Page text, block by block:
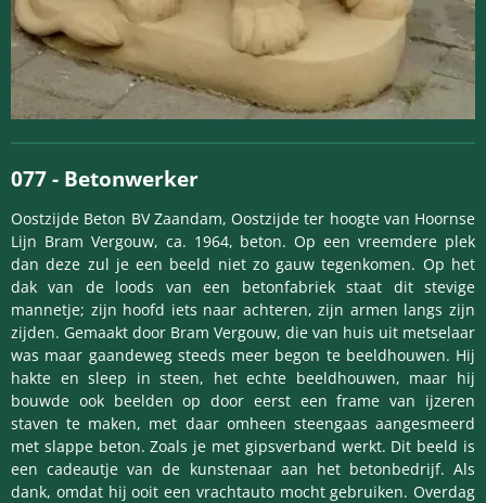
077 - Betonwerker
Oostzijde Beton BV Zaandam, Oostzijde ter hoogte van Hoornse
Lijn Bram Vergouw, ca. 1964, beton. Op een vreemdere plek
dan deze zul je een beeld niet zo gauw tegenkomen. Op het
dak van de loods van een betonfabriek staat dit stevige
mannetje; zijn hoofd iets naar achteren, zijn armen langs zijn
zijden. Gemaakt door Bram Vergouw, die van huis uit metselaar
was maar gaandeweg steeds meer begon te beeldhouwen. Hij
hakte en sleep in steen, het echte beeldhouwen, maar hij
bouwde ook beelden op door eerst een frame van ijzeren
staven te maken, met daar omheen steengaas aangesmeerd
met slappe beton. Zoals je met gipsverband werkt. Dit beeld is
een cadeautje van de kunstenaar aan het betonbedrijf. Als
dank, omdat hij ooit een vrachtauto mocht gebruiken. Overdag